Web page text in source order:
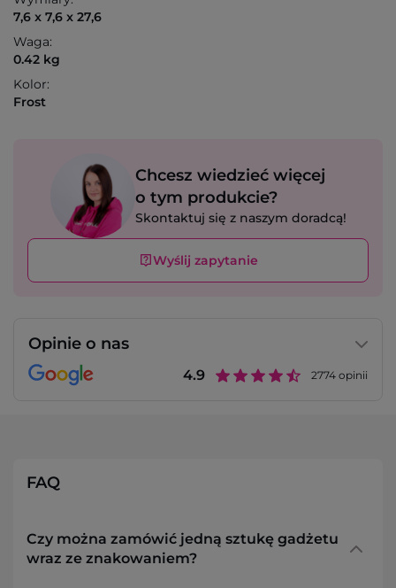
7,6 x 7,6 x 27,6
Waga:
0.42 kg
Kolor:
Frost
Chcesz wiedzieć więcej
o tym produkcie?
Skontaktuj się z naszym doradcą!
Wyślij zapytanie
Opinie o nas
4.9 2774 opinii
FAQ
Czy można zamówić jedną sztukę gadżetu
wraz ze znakowaniem?